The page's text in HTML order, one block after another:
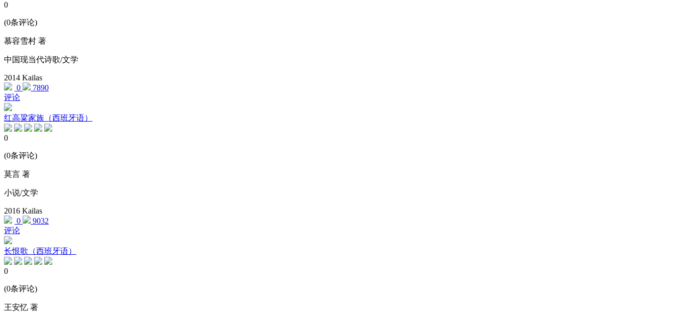
0
(0条评论)
慕容雪村 著
中国现当代诗歌/文学
2014 Kailas
0
7890
评论
红高粱家族（西班牙语）
0
(0条评论)
莫言 著
小说/文学
2016 Kailas
0
9032
评论
长恨歌（西班牙语）
0
(0条评论)
王安忆 著